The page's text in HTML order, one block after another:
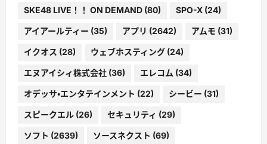
SKE48 LIVE！！ ON DEMAND (80) SPO-X (24)
アイアールティー (35) アプリ (2642) アムモ (31)
イクオス (28) ウェブホスティング (24)
エヌアイシィ株式会社 (36) エレコム (34)
オデッサ・エンタテインメント (22) シービー (31)
スピークエル (26) セキュリティ (29)
ソフト (2639) ソースネクスト (69)